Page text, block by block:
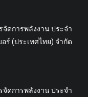
ดการพลังงาน ประจำ
ร์ (ประเทศไทย) จำกัด
ดการพลังงาน ประจำ